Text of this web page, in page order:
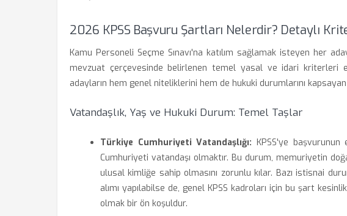
2026 KPSS Başvuru Şartları Nelerdir? Detaylı
Kamu Personeli Seçme Sınavı'na katılım sağlamak isteyen her
mevzuat çerçevesinde belirlenen temel yasal ve idari kriterleri
adayların hem genel niteliklerini hem de hukuki durumlarını
Vatandaşlık, Yaş ve Hukuki Durum: Temel Taşlar
Türkiye Cumhuriyeti Vatandaşlığı: KPSS'ye
Cumhuriyeti vatandaşı olmaktır. Bu durum, memuriyetin
ulusal kimliğe sahip olmasını zorunlu kılar. Bazı istisnai
alımı yapılabilse de, genel KPSS kadroları için bu şart
olmak bir ön koşuldur.